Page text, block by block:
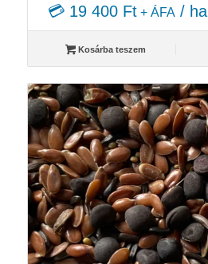
💳 19 400 Ft+ ÁFA/ ha
Kosárba teszem